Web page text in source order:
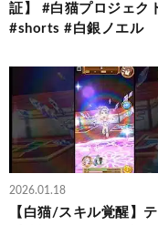
証】 #白猫プロジェク
#shorts #白銀ノエル
2026.01.18
【白猫/スキル覚醒】